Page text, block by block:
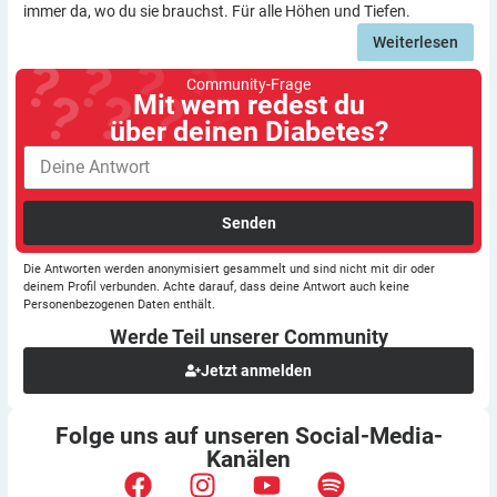
immer da, wo du sie brauchst. Für alle Höhen und Tiefen.
Weiterlesen
Community-Frage
Mit wem redest du
über deinen Diabetes?
Senden
Die Antworten werden anonymisiert gesammelt und sind nicht mit dir oder
deinem Profil verbunden. Achte darauf, dass deine Antwort auch keine
Personenbezogenen Daten enthält.
Werde Teil unserer Community
Jetzt anmelden
Folge uns auf unseren Social-Media-
Kanälen